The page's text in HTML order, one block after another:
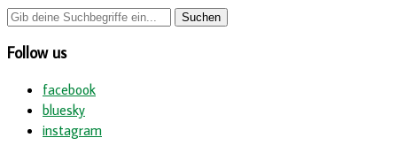
Follow us
facebook
bluesky
instagram